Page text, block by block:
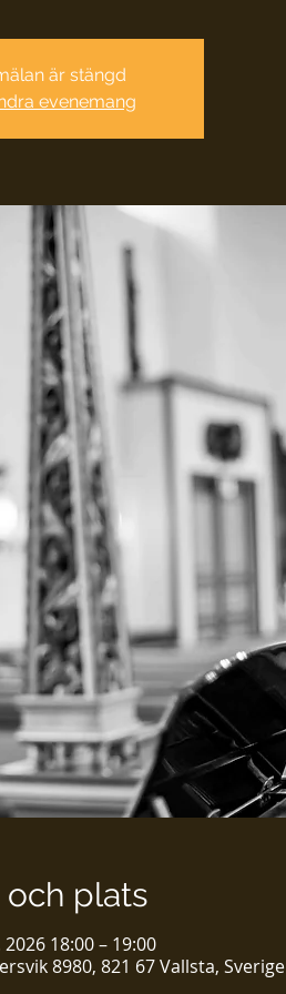
är stängd
evenemang
och plats
18:00 – 19:00
8980, 821 67 Vallsta, Sverige